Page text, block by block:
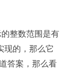
整数范围是有
现的，那么它
答案，那么看